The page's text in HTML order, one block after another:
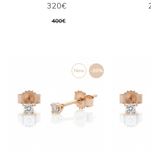
320€
400€
-20%
New